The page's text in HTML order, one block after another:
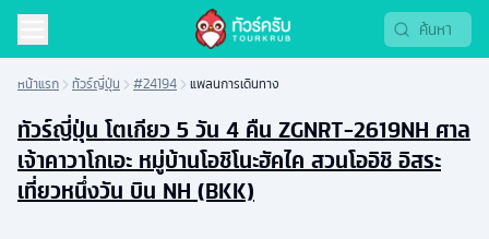
หน้าแรก ทัวร์ญี่ปุ่น #24194 แพลนการเดินทาง
ทัวร์ญี่ปุ่น โตเกียว 5 วัน 4 คืน ZGNRT-2619NH ศาล
เจ้าคาวาโกเอะ หมู่บ้านโอชิโนะฮัคไค สวนโออิชิ อิสระ
เที่ยวหนึ่งวัน บิน NH (BKK)